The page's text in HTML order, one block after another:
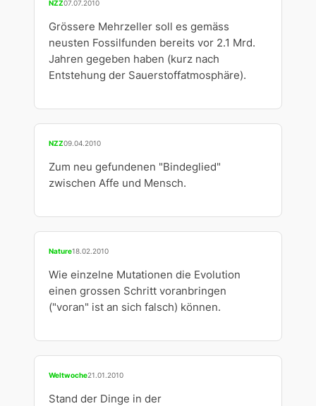
NZZ07.07.2010
Grössere Mehrzeller soll es gemäss
neusten Fossilfunden bereits vor 2.1 Mrd.
Jahren gegeben haben (kurz nach
Entstehung der Sauerstoffatmosphäre).
NZZ09.04.2010
Zum neu gefundenen "Bindeglied"
zwischen Affe und Mensch.
Nature18.02.2010
Wie einzelne Mutationen die Evolution
einen grossen Schritt voranbringen
("voran" ist an sich falsch) können.
Weltwoche21.01.2010
Stand der Dinge in der